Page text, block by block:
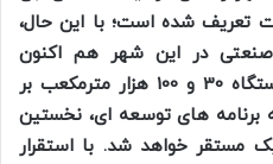
ساعت تعریف شده است؛ با این حال،
در این شهر هم اکنون
گازرسانی به زاهدان را با دو ایستگاه 30 و 100 هزار مترمکعب بر
برنامه های توسعه ای، نخستین
نزدیک مستقر خواهد شد. با استقرار